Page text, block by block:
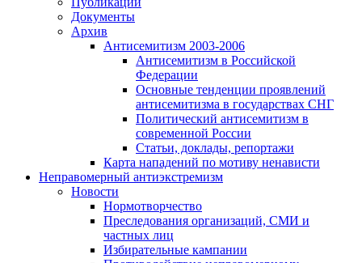
Документы
Архив
Антисемитизм 2003-2006
Антисемитизм в Российской
Федерации
Основные тенденции проявлений
антисемитизма в государствах СНГ
Политический антисемитизм в
современной России
Статьи, доклады, репортажи
Карта нападений по мотиву ненависти
Неправомерный антиэкстремизм
Новости
Нормотворчество
Преследования организаций, СМИ и
частных лиц
Избирательные кампании